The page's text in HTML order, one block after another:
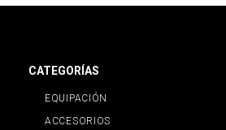
CATEGORÍAS
EQUIPACIÓN
ACCESORIOS